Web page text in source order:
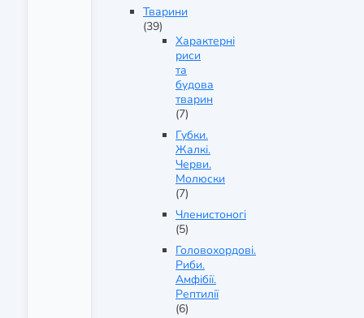
Тварини
(39)
Характерні
риси
та
будова
тварин
(7)
Губки.
Жалкі.
Черви.
Молюски
(7)
Членистоногі
(5)
Головохордові.
Риби.
Амфібії.
Рептилії
(6)